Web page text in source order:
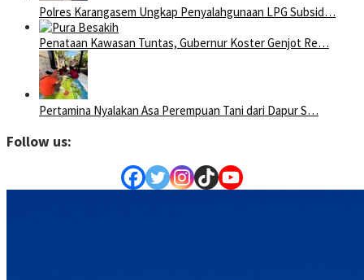
Polres Karangasem Ungkap Penyalahgunaan LPG Subsid…
Penataan Kawasan Tuntas, Gubernur Koster Genjot Re…
Pertamina Nyalakan Asa Perempuan Tani dari Dapur S…
Follow us: